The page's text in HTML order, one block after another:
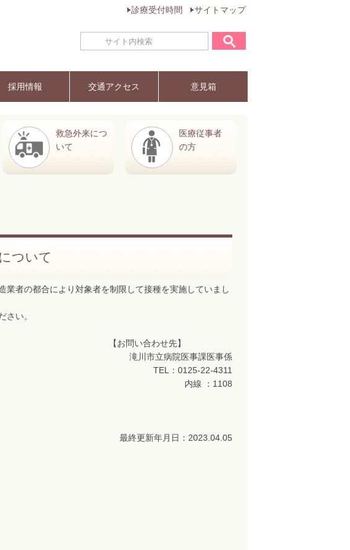
診療受付時間 サイトマップ
採用情報 交通アクセス 意見箱
救急外来につ
いて
医療従事者
の方
ついて
者の都合により対象者を制限して接種を実施していまし
い。
【お問い合わせ先】
滝川市立病院医事課医事係
TEL：0125-22-4311
内線 ：1108
最終更新年月日：2023.04.05